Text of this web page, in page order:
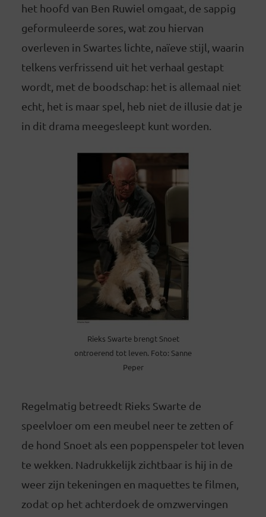
het hoofd van Ben Ruwiel omgaat, de sappig
geformuleerde sores, wat zou hiervan
overleven in Swartes lichte, naïeve stijl, waarin
telkens verfrissend uit het verhaal gestapt
wordt, met de boodschap: het is allemaal niet
echt, het is maar spel, heb niet de illusie dat je
in dit drama meegesleept kunt worden.
Rieks Swarte brengt Snoet
ontroerend tot leven. Foto: Sanne
Peper
Regelmatig betreedt Rieks Swarte de
speelvloer om een meubel neer te zetten of
de hond Snoet als een poppenspeler tot leven
te wekken. Nadrukkelijk zichtbaar is hij in de
weer zijn tekeningen en maquettes te filmen,
zodat op het achterdoek de omzwervingen